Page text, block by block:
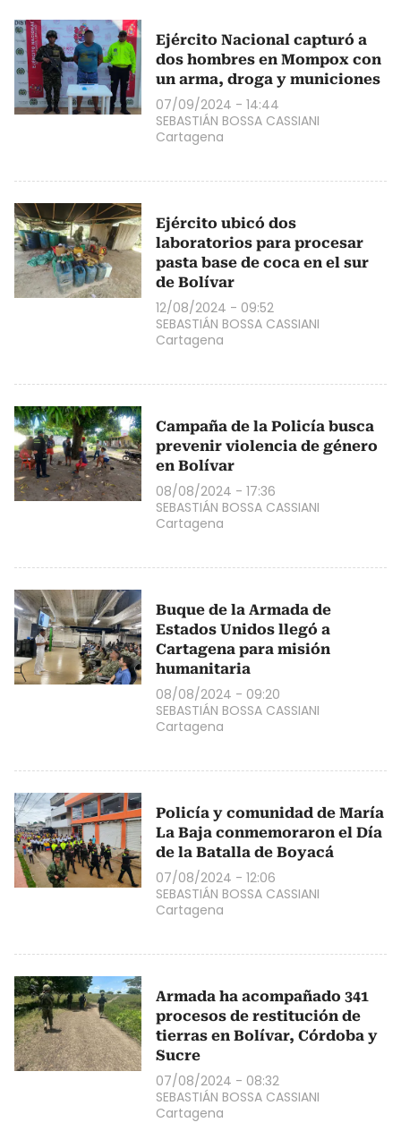
Ejército Nacional capturó a
dos hombres en Mompox con
un arma, droga y municiones
07/09/2024 - 14:44
SEBASTIÁN BOSSA CASSIANI
Cartagena
Ejército ubicó dos
laboratorios para procesar
pasta base de coca en el sur
de Bolívar
12/08/2024 - 09:52
SEBASTIÁN BOSSA CASSIANI
Cartagena
Campaña de la Policía busca
prevenir violencia de género
en Bolívar
08/08/2024 - 17:36
SEBASTIÁN BOSSA CASSIANI
Cartagena
Buque de la Armada de
Estados Unidos llegó a
Cartagena para misión
humanitaria
08/08/2024 - 09:20
SEBASTIÁN BOSSA CASSIANI
Cartagena
Policía y comunidad de María
La Baja conmemoraron el Día
de la Batalla de Boyacá
07/08/2024 - 12:06
SEBASTIÁN BOSSA CASSIANI
Cartagena
Armada ha acompañado 341
procesos de restitución de
tierras en Bolívar, Córdoba y
Sucre
07/08/2024 - 08:32
SEBASTIÁN BOSSA CASSIANI
Cartagena